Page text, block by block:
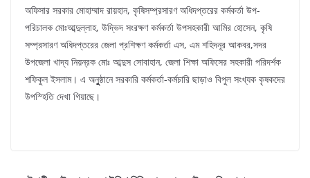
অফিসার সরকার মোহাম্মাদ রায়হান, কৃষিসম্প্রসারণ অধিদপ্তরের কর্মকর্তা উপ-
পরিচালক মোঃআব্দুল্লাহ, উদ্ভিদ সংরক্ষণ কর্মকর্তা উপসহকারী আমির হোসেন, কৃষি
সম্প্রসারণ অধিদপ্তরের জেলা প্রশিক্ষণ কর্মকর্তা এস, এম শহিদনূর আকবর,সদর
উপজেলা খাদ্য নিয়ন্রক মোঃ আব্দুস সোবাহান, জেলা শিক্ষা অফিসের সহকারী পরিদর্শক
শফিকুল ইসলাম। এ অনুুুষ্ঠানে সরকারি কর্মকর্তা-কর্মচারি ছাড়াও বিপুল সংখ্যক কৃষকদের
উপস্হিতি দেখা গিয়াছে।